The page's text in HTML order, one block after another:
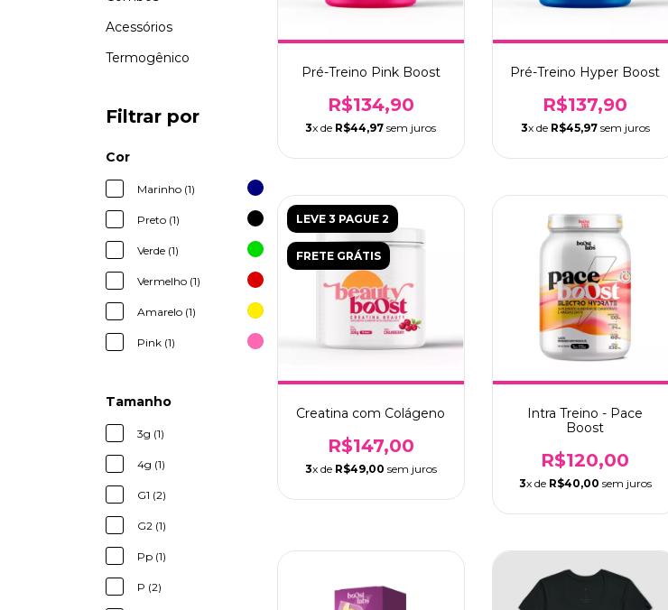
Acessórios
Termogênico
Filtrar por
Cor
Marinho (1)
Preto (1)
Verde (1)
Vermelho (1)
Amarelo (1)
Pink (1)
Tamanho
3g (1)
4g (1)
G1 (2)
G2 (1)
Pp (1)
P (2)
Pré-Treino Pink Boost
R$134,90
3x de R$44,97 sem juros
Pré-Treino Hyper Boost
R$137,90
3x de R$45,97sem juros
LEVE 3 PAGUE 2
FRETE GRÁTIS
Creatina com Colágeno
R$147,00
3x de R$49,00 sem juros
Intra Treino - Pace
Boost
R$120,00
3x de R$40,00 sem juros